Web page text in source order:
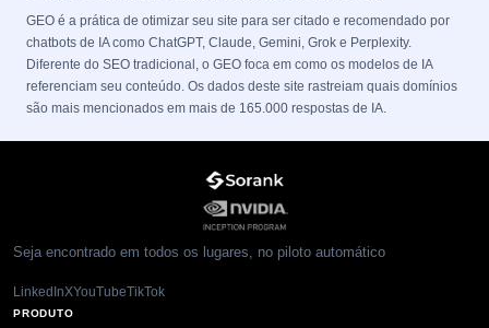
GEO é a prática de otimizar seu site para ser citado e recomendado por
chatbots de IA como ChatGPT, Claude, Gemini, Grok e Perplexity.
Diferente do SEO tradicional, o GEO foca em como os modelos de IA
referenciam seu conteúdo. Os dados deste site rastreiam quais domínios
são mais mencionados em mais de 165.000 respostas de IA.
Seja encontrado em todos os lugares, no piloto automático
LinkedInXYouTubeTikTok
PRODUTO